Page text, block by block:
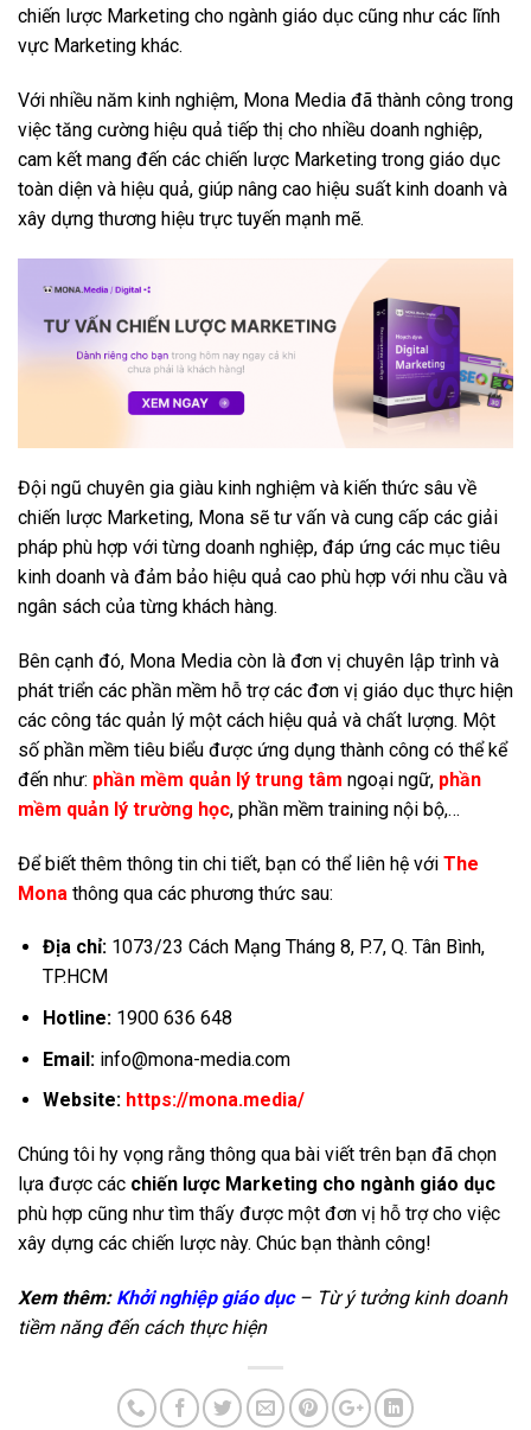
chiến lược Marketing cho ngành giáo dục cũng như các lĩnh
vực Marketing khác.
Với nhiều năm kinh nghiệm, Mona Media đã thành công trong
việc tăng cường hiệu quả tiếp thị cho nhiều doanh nghiệp,
cam kết mang đến các chiến lược Marketing trong giáo dục
toàn diện và hiệu quả, giúp nâng cao hiệu suất kinh doanh và
xây dựng thương hiệu trực tuyến mạnh mẽ.
Đội ngũ chuyên gia giàu kinh nghiệm và kiến thức sâu về
chiến lược Marketing, Mona sẽ tư vấn và cung cấp các giải
pháp phù hợp với từng doanh nghiệp, đáp ứng các mục tiêu
kinh doanh và đảm bảo hiệu quả cao phù hợp với nhu cầu và
ngân sách của từng khách hàng.
Bên cạnh đó, Mona Media còn là đơn vị chuyên lập trình và
phát triển các phần mềm hỗ trợ các đơn vị giáo dục thực hiện
các công tác quản lý một cách hiệu quả và chất lượng. Một
số phần mềm tiêu biểu được ứng dụng thành công có thể kể
đến như: phần mềm quản lý trung tâm ngoại ngữ, phần
mềm quản lý trường học, phần mềm training nội bộ,…
Để biết thêm thông tin chi tiết, bạn có thể liên hệ với The
Mona thông qua các phương thức sau:
Địa chỉ:1073/23 Cách Mạng Tháng 8, P.7, Q. Tân Bình,
TP.HCM
Hotline:1900 636 648
Email: info@mona-media.com
Website: https://mona.media/
Chúng tôi hy vọng rằng thông qua bài viết trên bạn đã chọn
lựa được các chiến lược Marketing cho ngành giáo dục
phù hợp cũng như tìm thấy được một đơn vị hỗ trợ cho việc
xây dựng các chiến lược này. Chúc bạn thành công!
Xem thêm: Khởi nghiệp giáo dục – Từ ý tưởng kinh doanh
tiềm năng đến cách thực hiện